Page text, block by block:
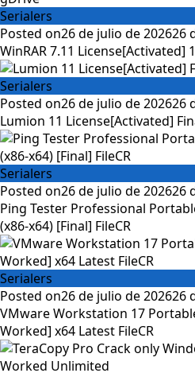
Serialers
Posted on26 de julio de 202626
WinRAR 7.11 License[Activated]
Serialers
Posted on26 de julio de 202626
Lumion 11 License[Activated]
Serialers
Posted on26 de julio de 202626
Ping Tester Professional
(x86-x64) [Final] FileCR
Serialers
Posted on26 de julio de 202626
VMware Workstation 17
Worked] x64 Latest FileCR